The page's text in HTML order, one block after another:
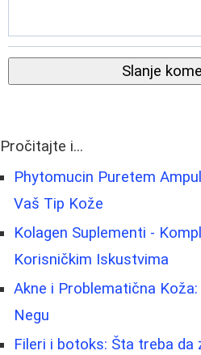
Slanje
Pročitajte i...
Phytomucin Puretem
Vaš Tip Kože
Kolagen Suplementi -
Korisničkim Iskustvima
Akne i Problematična
Negu
Fileri i botoks: Šta treba